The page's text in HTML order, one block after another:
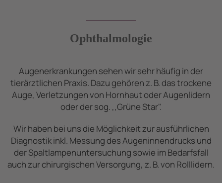
Ophthalmologie
Augenerkrankungen sehen wir sehr häufig in der
tierärztlichen Praxis. Dazu gehören z. B. das trockene
Auge, Verletzungen von Hornhaut oder Augenlidern
oder der sog. ,,Grüne Star".
Wir haben bei uns die Möglichkeit zur ausführlichen
Diagnostik inkl. Messung des Augeninnendrucks und
der Spaltlampenuntersuchung sowie im Bedarfsfall
auch zur chirurgischen Versorgung, z. B. von Rolllidern.